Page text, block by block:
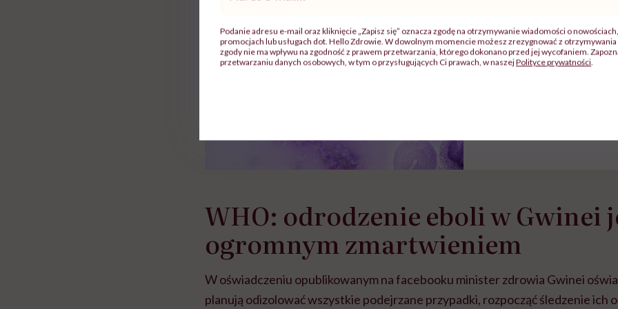
WHO potwierdza:
ognisko eboli.
WHO: odrodzenie eboli w Gwinei
ogromnym zmartwieniem
W oświadczeniu opublikowanym na facebooku minister zdrowia Gwinei
planują odizolować wszystkie podejrzane przypadki, rozpocząć śledzenie ich
mail*
Podanie adresu e-mail oraz kliknięcie „Zapisz się” oznacza zgodę na otrzymywanie wiadomości o
promocjach lub usługach dot. Hello Zdrowie. W dowolnym momencie możesz zrezygnować z
zgody nie ma wpływu na zgodność z prawem przetwarzania, którego dokonano przed jej wycofaniem.
przetwarzaniu danych osobowych, w tym o przysługujących Ci prawach, w naszejPolityce prywatności.